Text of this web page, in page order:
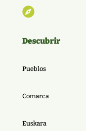

Descubrir
Pueblos
Comarca
Euskara